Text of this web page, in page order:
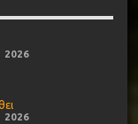
2026
2026